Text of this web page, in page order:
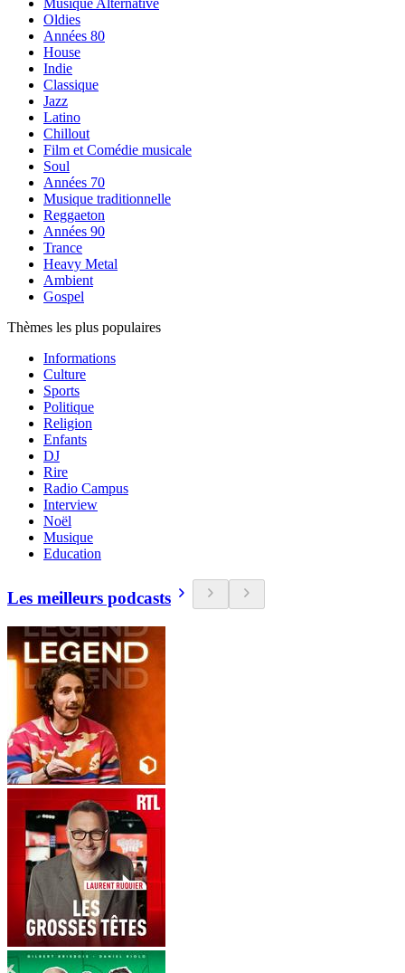
Musique Alternative
Oldies
Années 80
House
Indie
Classique
Jazz
Latino
Chillout
Film et Comédie musicale
Soul
Années 70
Musique traditionnelle
Reggaeton
Années 90
Trance
Heavy Metal
Ambient
Gospel
Thèmes les plus populaires
Informations
Culture
Sports
Politique
Religion
Enfants
DJ
Rire
Radio Campus
Interview
Noël
Musique
Education
Les meilleurs podcasts